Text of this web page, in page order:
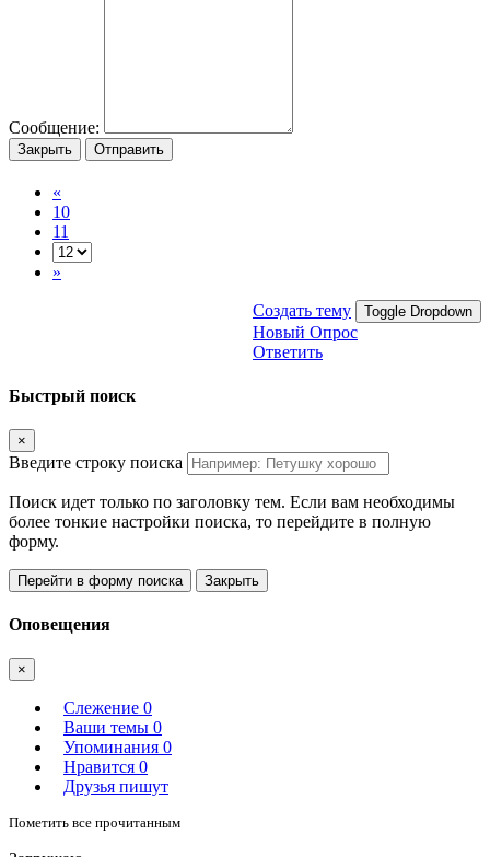
Сообщение:
Закрыть Отправить
«
10
11
»
Создать тему Toggle Dropdown
Новый Опрос
Ответить
Быстрый поиск
×
Введите строку поиска
Поиск идет только по заголовку тем. Если вам необходимы
более тонкие настройки поиска, то перейдите в полную
форму.
Перейти в форму поиска Закрыть
Оповещения
×
Слежение 0
Ваши темы 0
Упоминания 0
Нравится 0
Друзья пишут
Пометить все прочитанным